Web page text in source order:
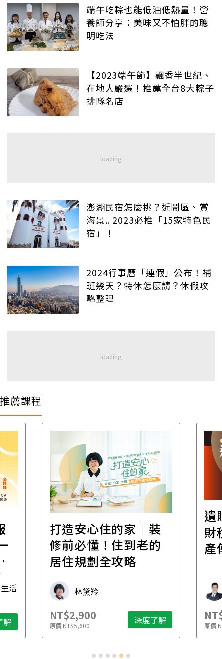
端午吃粽也能低油低熱量！營
養師分享：美味又不怕胖的聰
明吃法
【2023端午節】飄香半世紀、
在地人嚴選！推薦全台8大粽子
排隊名店
澎湖民宿怎麼挑？近鬧區、賞
海景...2023必推「15家特色民
宿」！
2024行事曆「連假」公布！補
班幾天？特休怎麼請？休假攻
略整理
推薦課程
活
解
打造安心住的家｜裝
修前必懂！住到老的
居住規劃全攻略
林黛羚
NT$2,900
原價NT$5,600 深度了解
遺
財
產
原價